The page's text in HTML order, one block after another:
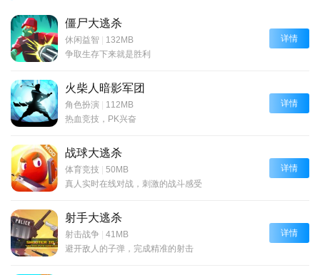
僵尸大逃杀
休闲益智 | 132MB
争取生存下来就是胜利
详情
火柴人暗影军团
角色扮演 | 112MB
热血竞技，PK兴奋
详情
战球大逃杀
体育竞技 | 50MB
真人实时在线对战，刺激的战斗感受
详情
射手大逃杀
射击战争 | 41MB
避开敌人的子弹，完成精准的射击
详情